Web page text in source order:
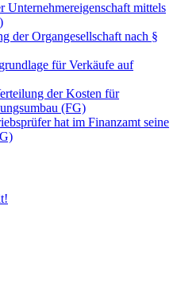
Unternehmereigenschaft mittels
der Organgesellschaft nach §
für Verkäufe auf
der Kosten für
(FG)
hat im Finanzamt seine